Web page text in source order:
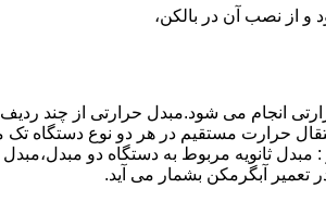
از نصب آن در بالکن،
انجام می شود.مبدل حرارتی از چند
حرارت مستقیم در هر دو نوع دستگاه
ثانویه مربوط به دستگاه دو
آبگرمکن بشمار می آید.